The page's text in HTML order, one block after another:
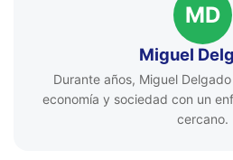
MD
Miguel
Durante años, Miguel
economía y sociedad con un
cercano.